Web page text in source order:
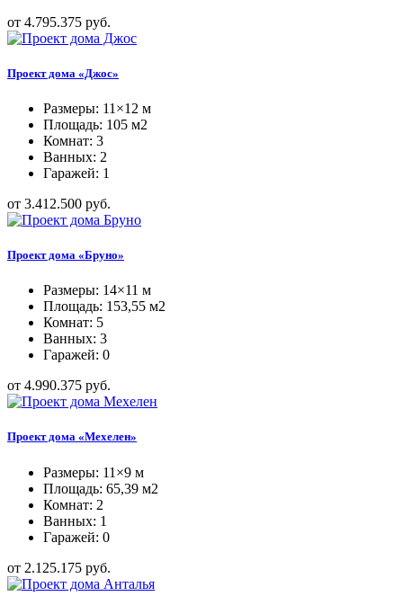
от 4.795.375 руб.
Проект дома «Джос»
Размеры: 11×12 м
Площадь: 105 м2
Комнат: 3
Ванных: 2
Гаражей: 1
от 3.412.500 руб.
Проект дома «Бруно»
Размеры: 14×11 м
Площадь: 153,55 м2
Комнат: 5
Ванных: 3
Гаражей: 0
от 4.990.375 руб.
Проект дома «Мехелен»
Размеры: 11×9 м
Площадь: 65,39 м2
Комнат: 2
Ванных: 1
Гаражей: 0
от 2.125.175 руб.